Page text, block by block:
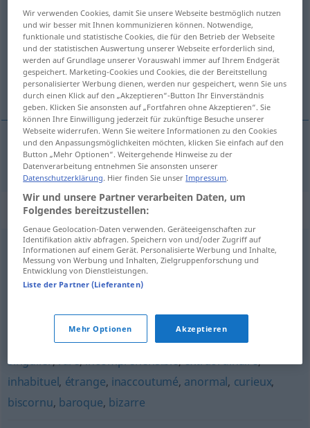
insolite [ɛ̃sɔlit] adj
Übersicht aller Übersetzungen
(Für mehr Details die Übersetzung anklicken/antippen)
ungewöhnlich
ungewöhnlich insolite
Synonyme für "insolite"
inconnu,précieux,remarquable,accidentel,introuvable
rarissime,unique,exceptionnel
,inouï,magique,incroyable,fabuleux,
prodigieux,ahurissant,surprenant,étonnant,saugrenu
singulier,rare,incompréhensible,extraordinaire,
inhabituel, étrange, inaccoutumé, anormal, curieux,
biscornu, baroque, bizarre
Wir verwenden Cookies, damit Sie unsere Webseite bestmöglich nutzen
und wir besser mit Ihnen kommunizieren können. Notwendige,
funktionale und statistische Cookies, die für den Betrieb der Webseite
und der statistischen Auswertung unserer Webseite erforderlich sind,
werden auf Grundlage unserer Vorauswahl immer auf Ihrem Endgerät
gespeichert. Marketing-Cookies und Cookies, die der Bereitstellung
personalisierter Werbung dienen, werden nur gespeichert, wenn Sie uns
durch einen Klick auf den „Akzeptieren“-Button Ihr Einverständnis
geben. Klicken Sie ansonsten auf „Fortfahren ohne Akzeptieren“. Sie
können Ihre Einwilligung jederzeit für zukünftige Besuche unserer
Webseite widerrufen. Wenn Sie weitere Informationen zu den Cookies
und den Anpassungsmöglichkeiten möchten, klicken Sie einfach auf den
Button „Mehr Optionen“. Weitergehende Hinweise zu der
Datenverarbeitung entnehmen Sie ansonsten unserer
Datenschutzerklärung. Hier finden Sie unserImpressum.
Wir und unsere Partner verarbeiten Daten, um
Folgendes bereitzustellen:
Genaue Geolocation-Daten verwenden. Geräteeigenschaften zur
Identifikation aktiv abfragen. Speichern von und/oder Zugriff auf
Informationen auf einem Gerät. Personalisierte Werbung und Inhalte,
Messung von Werbung und Inhalten, Zielgruppenforschung und
Entwicklung von Dienstleistungen.
Liste der Partner (Lieferanten)
Mehr Optionen Akzeptieren